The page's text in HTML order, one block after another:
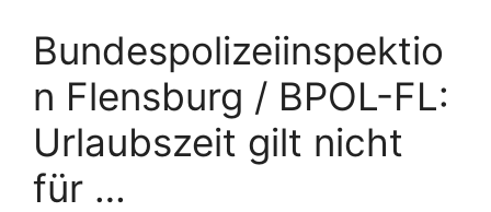
Bundespolizeiinspektio
n Flensburg / BPOL-FL:
Urlaubszeit gilt nicht
für …